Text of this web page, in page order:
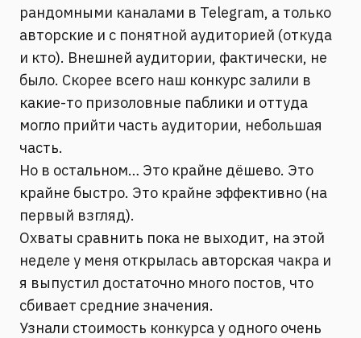
рандомными каналами в Telegram, а только
авторские и с понятной аудиторией (откуда
и кто). Внешней аудитории, фактически, не
было. Скорее всего наш конкурс залили в
какие-то призоловные паблики и оттуда
могло прийти часть аудитории, небольшая
часть.
Но в остальном… Это крайне дёшево. Это
крайне быстро. Это крайне эффективно (на
первый взгляд).
Охваты сравнить пока не выходит, на этой
неделе у меня открылась авторская чакра и
я выпустил достаточно много постов, что
сбивает средние значения.
Узнали стоимость конкурса у одного очень